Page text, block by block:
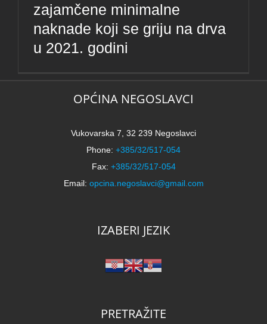
zajamčene minimalne
naknade koji se griju na drva
u 2021. godini
OPĆINA NEGOSLAVCI
Vukovarska 7, 32 239 Negoslavci
Phone: +385/32/517-054
Fax: +385/32/517-054
Email: opcina.negoslavci@gmail.com
IZABERI JEZIK
PRETRAŽITE